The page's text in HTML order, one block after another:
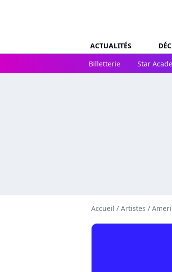
ACTUALITÉS
Billetterie
Star
Accueil / Artistes /